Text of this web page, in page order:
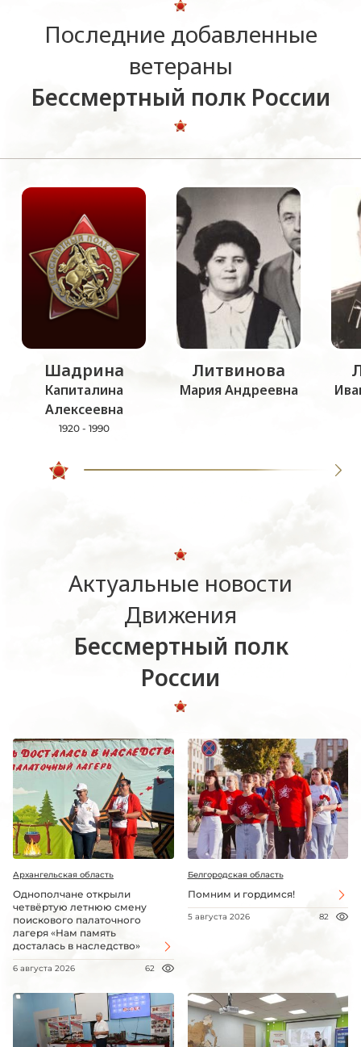
Последние добавленные
ветераны
Бессмертный полк России
Шадрина
Капиталина
Алексеевна
1920 - 1990
Литвинова
Мария Андреевна
Актуальные новости
Движения
Бессмертный полк
России
Архангельская область
Однополчане открыли
четвёртую летнюю смену
поискового палаточного
лагеря «Нам память
досталась в наследство»
6 августа 2026 62
Белгородская область
Помним и гордимся!
5 августа 2026 82